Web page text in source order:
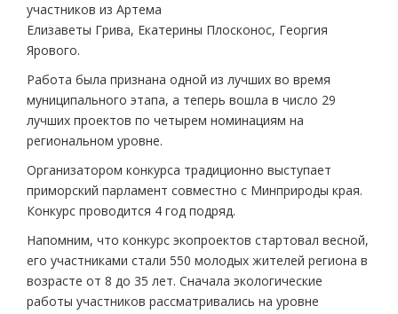
участников из Артема
Елизаветы Грива, Екатерины Плосконос, Георгия
Ярового.
Работа была признана одной из лучших во время
муниципального этапа, а теперь вошла в число 29
лучших проектов по четырем номинациям на
региональном уровне.
Организатором конкурса традиционно выступает
приморский парламент совместно с Минприроды края.
Конкурс проводится 4 год подряд.
Напомним, что конкурс экопроектов стартовал весной,
его участниками стали 550 молодых жителей региона в
возрасте от 8 до 35 лет. Сначала экологические
работы участников рассматривались на уровне